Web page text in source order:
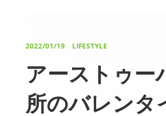
2022/01/19 LIFESTYLE
アーストゥー
所のバレンタ